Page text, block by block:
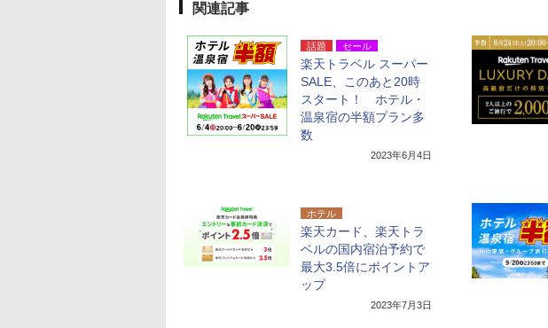
関連記事
話題 セール
楽天トラベル スーパー
SALE、このあと20時
スタート！ ホテル・
温泉宿の半額プラン多
数
2023年6月4日
ホテル
楽天カード、楽天トラ
ベルの国内宿泊予約で
最大3.5倍にポイントア
ップ
2023年7月3日